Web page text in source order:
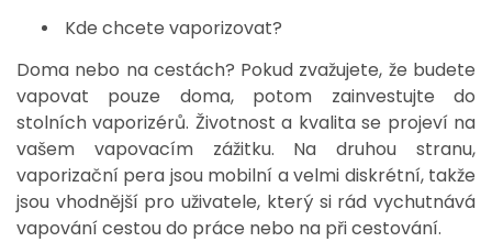
Kde chcete vaporizovat?
Doma nebo na cestách? Pokud zvažujete, že budete
vapovat pouze doma, potom zainvestujte do
stolních vaporizérů. Životnost a kvalita se projeví na
vašem vapovacím zážitku. Na druhou stranu,
vaporizační pera jsou mobilní a velmi diskrétní, takže
jsou vhodnější pro uživatele, který si rád vychutnává
vapování cestou do práce nebo na při cestování.